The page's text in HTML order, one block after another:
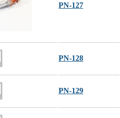
PN-127
PN-128
PN-129